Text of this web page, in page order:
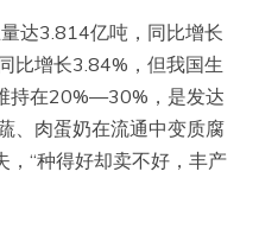
达3.814亿吨，同比增长
比增长3.84%，但我国生
持在20%—30%，是发达
、肉蛋奶在流通中变质腐
“种得好却卖不好，丰产